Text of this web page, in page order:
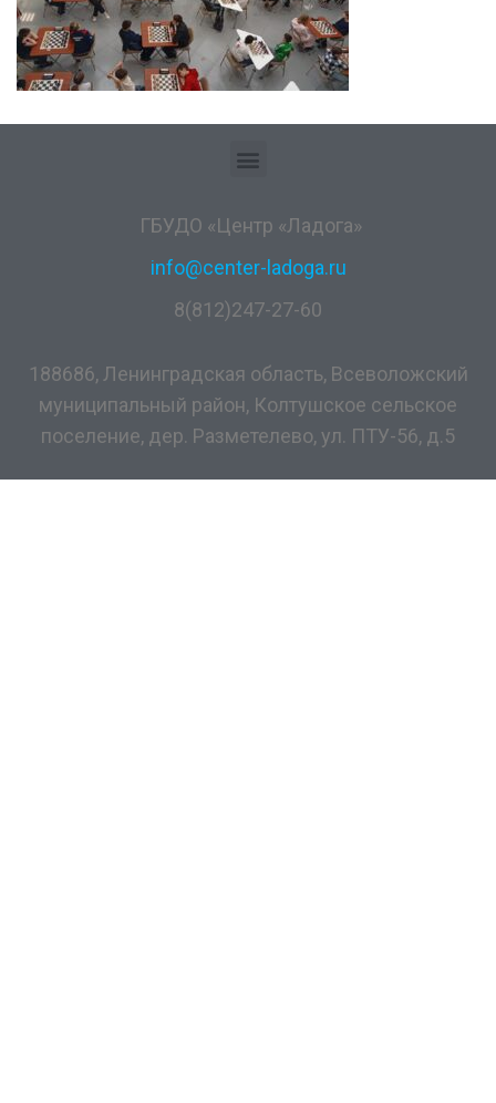
ГБУДО «Центр «Ладога»
info@center-ladoga.ru
8(812)247-27-60
188686, Ленинградская область, Всеволожский
муниципальный район, Колтушское сельское
поселение, дер. Разметелево, ул. ПТУ-56, д.5